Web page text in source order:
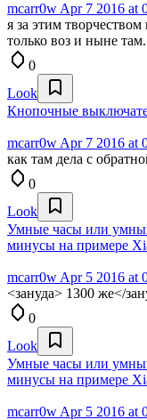
mcarr0w Apr 7 2016 at
я за этим
только воз и ныне
0
Look
Кнопочные
mcarr0w Apr 7 2016 at
как там дела с
0
Look
Умные часы или
минусы на примере
mcarr0w Apr 5 2016 at
<зануда> 1300 же</
0
Look
Умные часы или
минусы на примере
mcarr0w Apr 5 2016 at